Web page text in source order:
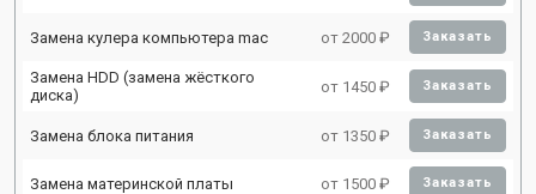
Замена кулера компьютера mac от 2000 ₽ Заказать
Замена HDD (замена жёсткого
диска)
от 1450 ₽ Заказать
Замена блока питания от 1350 ₽ Заказать
Замена материнской платы от 1500 ₽ Заказать